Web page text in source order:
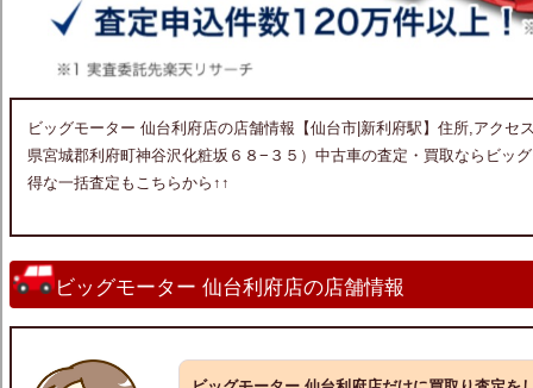
ビッグモーター 仙台利府店の店舗情報【仙台市|新利府駅】住所,アクセ
県宮城郡利府町神谷沢化粧坂６８−３５）中古車の査定・買取ならビッ
得な一括査定もこちらから↑↑
ビッグモーター 仙台利府店の店舗情報